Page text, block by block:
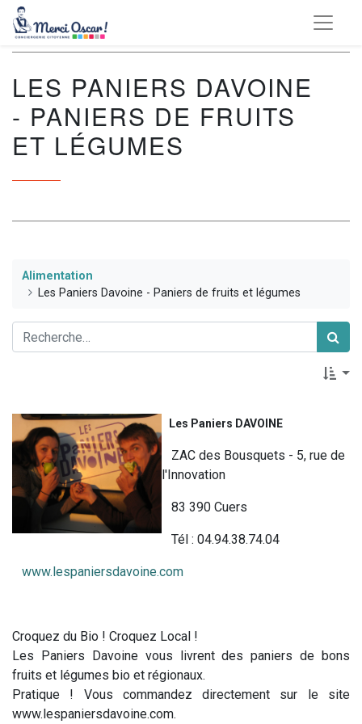
LES PANIERS DAVOINE
- PANIERS DE FRUITS
ET LÉGUMES
Alimentation
Les Paniers Davoine - Paniers de fruits et légumes
Les Paniers DAVOINE
ZAC des Bousquets - 5, rue de
l'Innovation
83 390 Cuers
Tél : 04.94.38.74.04
www.lespaniersdavoine.com
Croquez du Bio ! Croquez Local !
Les Paniers Davoine vous livrent des paniers de bons
fruits et légumes bio et régionaux.
Pratique ! Vous commandez directement sur le site
www.lespaniersdavoine.com.